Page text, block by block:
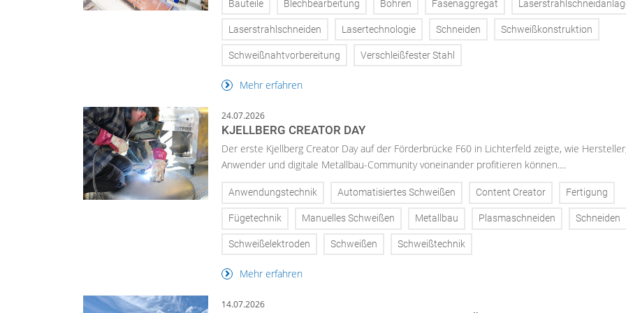
Bauteile Blechbearbeitung Bohren Fasenaggregat
Laserstrahlschneiden Lasertechnologie Schneiden Schweißkonstruktion
Schweißnahtvorbereitung Verschleißfester Stahl
Mehr erfahren
24.07.2026
KJELLBERG CREATOR DAY
Der erste Kjellberg Creator Day auf der Förderbrücke F60 in Lichterfeld zeigte, wie
Anwender und digitale Metallbau-Community voneinander profitieren können....
Anwendungstechnik Automatisiertes Schweißen Content Creator Fertigung
Fügetechnik Manuelles Schweißen Metallbau Plasmaschneiden Schneiden
Schweißelektroden Schweißen Schweißtechnik
Mehr erfahren
14.07.2026